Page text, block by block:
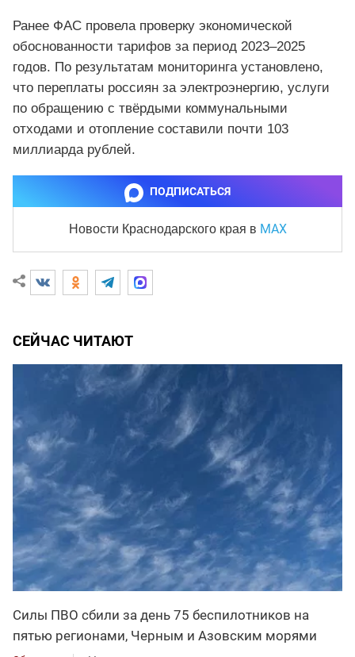
Ранее ФАС провела проверку экономической
обоснованности тарифов за период 2023–2025
годов. По результатам мониторинга установлено,
что переплаты россиян за электроэнергию, услуги
по обращению с твёрдыми коммунальными
отходами и отопление составили почти 103
миллиарда рублей.
ПОДПИСАТЬСЯ
Новости Краснодарского края в MAX
СЕЙЧАС ЧИТАЮТ
Силы ПВО сбили за день 75 беспилотников на
пятью регионами, Черным и Азовским морями